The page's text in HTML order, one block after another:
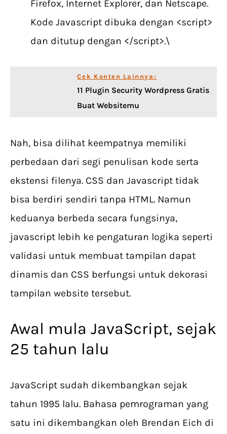
Firefox, Internet Explorer, dan Netscape.
Kode Javascript dibuka dengan <script>
dan ditutup dengan </script>.\
Cek Konten Lainnya:
11 Plugin Security Wordpress Gratis
Buat Websitemu
Nah, bisa dilihat keempatnya memiliki
perbedaan dari segi penulisan kode serta
ekstensi filenya. CSS dan Javascript tidak
bisa berdiri sendiri tanpa HTML. Namun
keduanya berbeda secara fungsinya,
javascript lebih ke pengaturan logika seperti
validasi untuk membuat tampilan dapat
dinamis dan CSS berfungsi untuk dekorasi
tampilan website tersebut.
Awal mula JavaScript, sejak
25 tahun lalu
JavaScript sudah dikembangkan sejak
tahun 1995 lalu. Bahasa pemrograman yang
satu ini dikembangkan oleh Brendan Eich di